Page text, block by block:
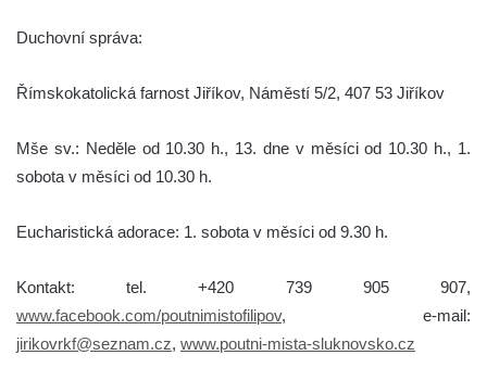
Duchovní správa:
Římskokatolická farnost Jiříkov, Náměstí 5/2, 407 53 Jiříkov
Mše sv.: Neděle od 10.30 h., 13. dne v měsíci od 10.30 h., 1.
sobota v měsíci od 10.30 h.
Eucharistická adorace: 1. sobota v měsíci od 9.30 h.
Kontakt: tel. +420 739 905 907,
www.facebook.com/poutnimistofilipov, e-mail:
jirikovrkf@seznam.cz, www.poutni-mista-sluknovsko.cz